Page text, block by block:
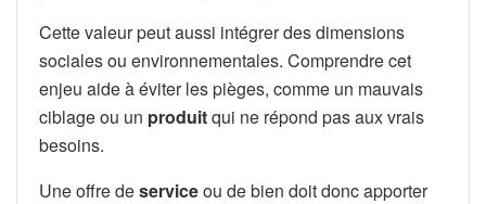
Cette valeur peut aussi intégrer des dimensions
sociales ou environnementales. Comprendre cet
enjeu aide à éviter les pièges, comme un mauvais
ciblage ou un produitqui ne répond pas aux vrais
besoins.
Une offre deserviceou de bien doit donc apporter